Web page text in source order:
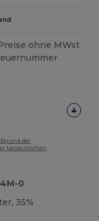
ohne MWst
der
tatsächlichen
0
35%